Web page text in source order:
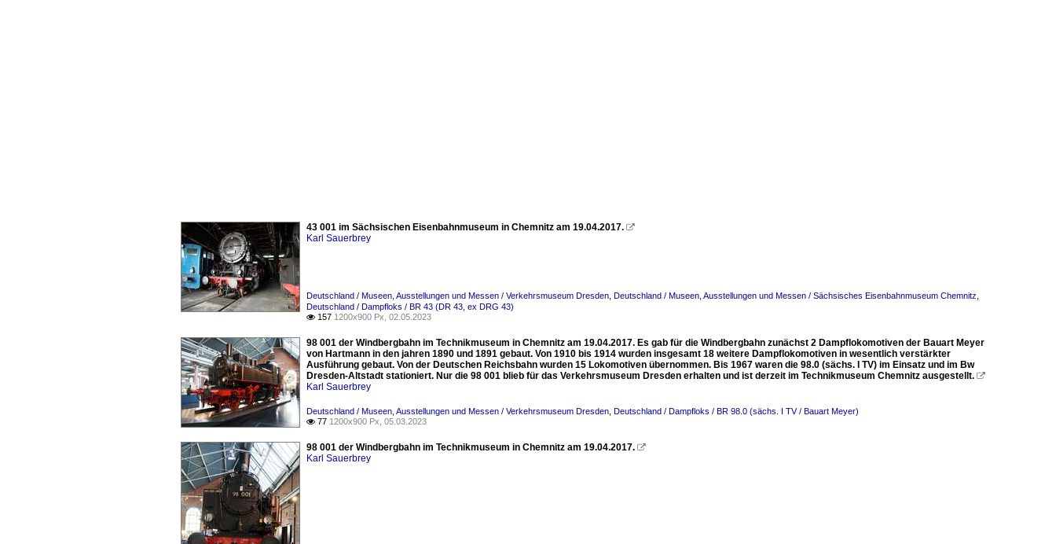
43 001 im Sächsischen Eisenbahnmuseum in Chemnitz am 19.04.2017. 
Karl Sauerbrey
Deutschland / Museen, Ausstellungen und Messen / Verkehrsmuseum Dresden Deutschland / Museen, Ausstellungen und Messen / Sächsisches Eisenbahnmuseum Chemnitz
Deutschland / Dampfloks / BR 43 (DR 43, ex DRG 43)
 157 1200x900 Px, 02.05.2023
98 001 der Windbergbahn im Technikmuseum in Chemnitz am 19.04.2017. Es gab für die Windbergbahn zunächst 2 Dampflokomotiven der Bauart Meyer
von Hartmann in den jahren 1890 und 1891 gebaut. Von 1910 bis 1914 wurden insgesamt 18 weitere Dampflokomotiven in wesentlich verstärkter
Ausführung gebaut. Von der Deutschen Reichsbahn wurden 15 Lokomotiven übernommen. Bis 1967 waren die 98.0 (sächs. I TV) im Einsatz und im Bw
Dresden-Altstadt stationiert. Nur die 98 001 blieb für das Verkehrsmuseum Dresden erhalten und ist derzeit im Technikmuseum Chemnitz ausgestellt. 
Karl Sauerbrey
Deutschland / Museen, Ausstellungen und Messen / Verkehrsmuseum Dresden Deutschland / Dampfloks / BR 98.0 (sächs. I TV / Bauart Meyer)
 77 1200x900 Px, 05.03.2023
98 001 der Windbergbahn im Technikmuseum in Chemnitz am 19.04.2017. 
Karl Sauerbrey